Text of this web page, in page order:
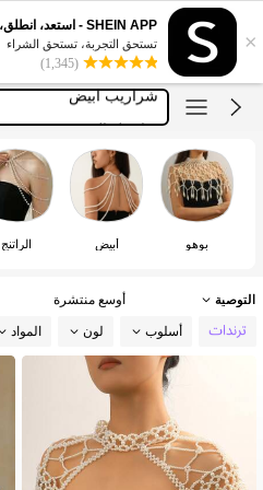
×
SHEIN APP - استعد، انطلق، تألق بالأناقة!
تستحق التجربة، تستحق الشراء
(1,345)
نايك
شراريب ابيض
سلاسل الجسم
addidass
نايك
شراريب ابيض
بوهو أبيض الراتنج
التوصية أوسع منتشرة
أسلوب لون المواد